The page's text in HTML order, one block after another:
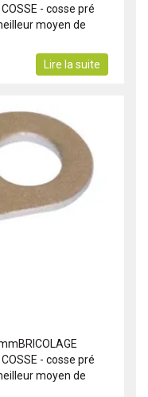
- cosse pré
moyen de
Lire la suite
- cosse pré
moyen de